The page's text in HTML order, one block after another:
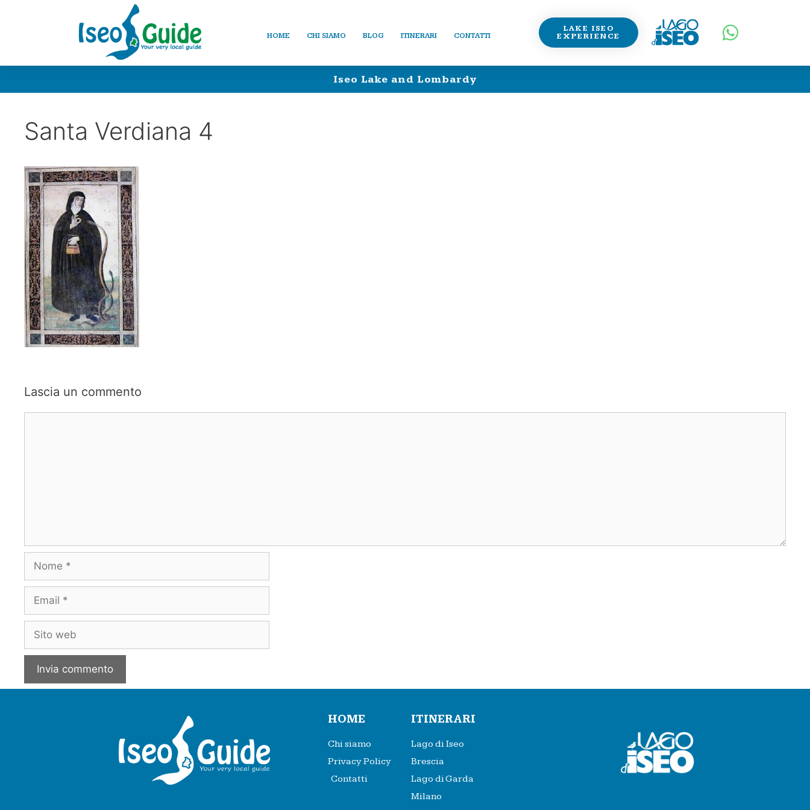
HOME CHI SIAMO BLOG ITINERARI CONTATTI
LAKE ISEO
EXPERIENCE
Iseo Lake and Lombardy
Santa Verdiana 4
Lascia un commento
HOME
Chi siamo
Privacy Policy
Contatti
ITINERARI
Lago di Iseo
Brescia
Lago di Garda
Milano